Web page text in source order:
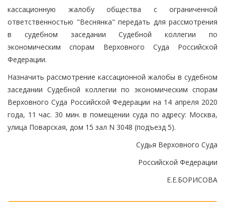
кассационную жалобу общества с ограниченной
ответственностью "Веснянка" передать для рассмотрения
в судебном заседании Судебной коллегии по
экономическим спорам Верховного Суда Российской
Федерации.
Назначить рассмотрение кассационной жалобы в судебном
заседании Судебной коллегии по экономическим спорам
Верховного Суда Российской Федерации на 14 апреля 2020
года, 11 час. 30 мин. в помещении суда по адресу: Москва,
улица Поварская, дом 15 зал N 3048 (подъезд 5).
Судья Верховного Суда
Российской Федерации
Е.Е.БОРИСОВА